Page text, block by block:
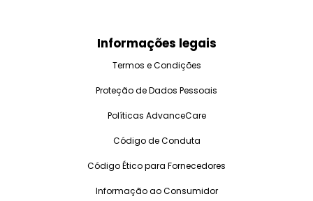
Informações legais
Termos e Condições
Proteção de Dados Pessoais
Políticas AdvanceCare
Código de Conduta
Código Ético para Fornecedores
Informação ao Consumidor